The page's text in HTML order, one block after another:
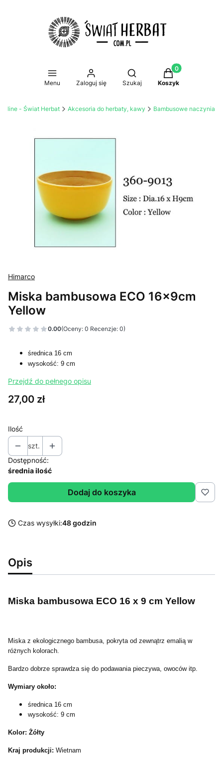
Menu Zaloguj się
Otwórz wyszukiwarkę
Szukaj
Produkty w
Koszyk
- Świat Herbat Akcesoria do herbaty, kawy Bambusowe naczynia
Himarco
Miska bambusowa ECO 16x9cm
Yellow
0.00(Oceny: 0 Recenzje: 0)
średnica 16 cm
wysokość: 9 cm
Przejdź do pełnego opisu
Cena
27,00 zł
Ilość
szt.
Dostępność:
średnia ilość
Dodaj do koszyka
Czas wysyłki:48 godzin
Opis
Miska bambusowa ECO 16 x 9 cm Yellow
Miska z ekologicznego bambusa, pokryta od zewnątrz emalią w
różnych kolorach.
Bardzo dobrze sprawdza się do podawania pieczywa, owoców itp.
Wymiary około:
średnica 16 cm
wysokość: 9 cm
Kolor: Żółty
Kraj produkcji: Wietnam